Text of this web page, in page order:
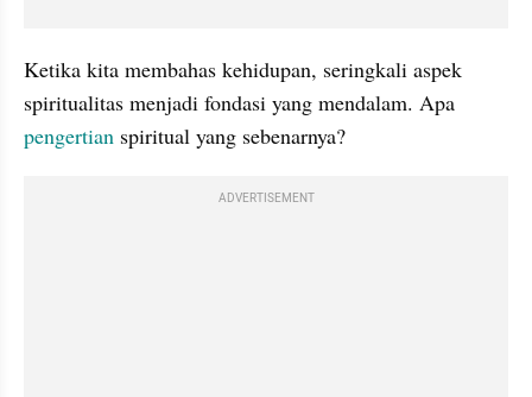
Ketika kita membahas kehidupan, seringkali aspek
pengertian spiritual yang sebenarnya?
ADVERTISEMENT